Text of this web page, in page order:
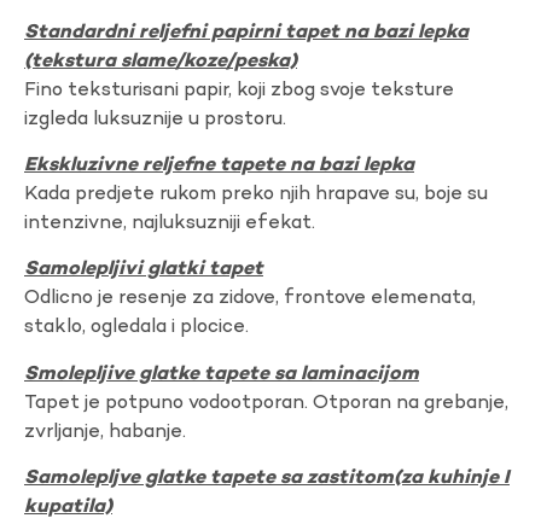
Standardni reljefni papirni tapet na bazi lepka
(tekstura slame/koze/peska)
Fino teksturisani papir, koji zbog svoje teksture
izgleda luksuznije u prostoru.
Ekskluzivne reljefne tapete na bazi lepka
Kada predjete rukom preko njih hrapave su, boje su
intenzivne, najluksuzniji efekat.
Samolepljivi glatki tapet
Odlicno je resenje za zidove, frontove elemenata,
staklo, ogledala i plocice.
Smolepljive glatke tapete sa laminacijom
Tapet je potpuno vodootporan. Otporan na grebanje,
zvrljanje, habanje.
Samolepljve glatke tapete sa zastitom(za kuhinje I
kupatila)